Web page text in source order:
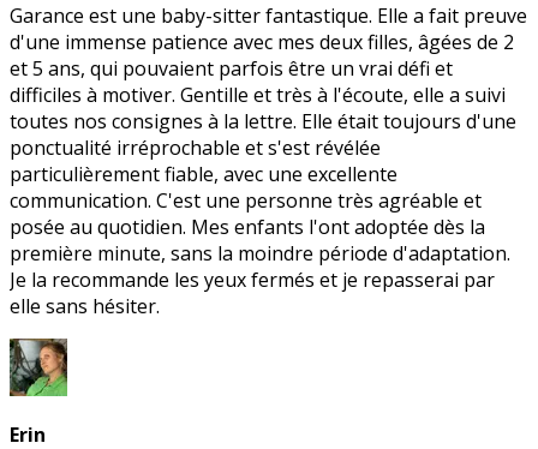
Garance est une baby-sitter fantastique. Elle a fait preuve
d'une immense patience avec mes deux filles, âgées de 2
et 5 ans, qui pouvaient parfois être un vrai défi et
difficiles à motiver. Gentille et très à l'écoute, elle a suivi
toutes nos consignes à la lettre. Elle était toujours d'une
ponctualité irréprochable et s'est révélée
particulièrement fiable, avec une excellente
communication. C'est une personne très agréable et
posée au quotidien. Mes enfants l'ont adoptée dès la
première minute, sans la moindre période d'adaptation.
Je la recommande les yeux fermés et je repasserai par
elle sans hésiter.
Erin